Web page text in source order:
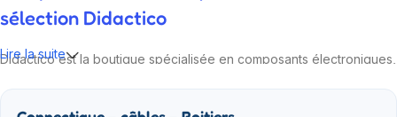
sélection Didactico
Didactico est la boutique spécialisée en composants électroniques,
testent chaque référence avant de la proposer : Arduino,
Lire la suite